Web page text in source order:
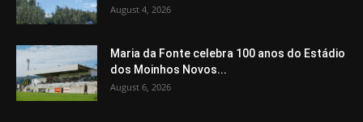
August 4, 2026
Maria da Fonte celebra 100 anos do Estádio
dos Moinhos Novos...
August 6, 2026